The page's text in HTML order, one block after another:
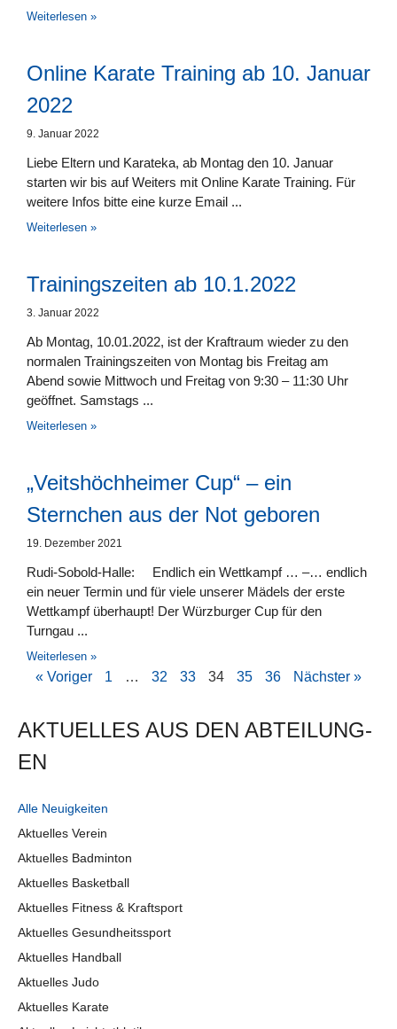
AKTUELLES AUS DEN AB­TEI­LUNG­
EN
Alle Neuigkeiten
Aktuelles Verein
Aktuelles Badminton
Aktuelles Basketball
Aktuelles Fitness & Kraftsport
Aktuelles Gesundheitssport
Aktuelles Handball
Aktuelles Judo
Aktuelles Karate
Weiterlesen »
Online Karate Training ab 10. Januar
2022
9. Januar 2022
Liebe Eltern und Karateka, ab Montag den 10. Januar
starten wir bis auf Weiters mit Online Karate Training. Für
weitere Infos bitte eine kurze Email
Weiterlesen »
Trainingszeiten ab 10.1.2022
3. Januar 2022
Ab Montag, 10.01.2022, ist der Kraftraum wieder zu den
normalen Trainingszeiten von Montag bis Freitag am
Abend sowie Mittwoch und Freitag von 9:30 – 11:30 Uhr
geöffnet. Samstags
Weiterlesen »
„Veitshöchheimer Cup“ – ein
Sternchen aus der Not geboren
19. Dezember 2021
Rudi-Sobold-Halle: Endlich ein Wettkampf … –… endlich
ein neuer Termin und für viele unserer Mädels der erste
Wettkampf überhaupt! Der Würzburger Cup für den
Turngau
Weiterlesen »
« Voriger 1 … 32 33 34 35 36 Nächster »